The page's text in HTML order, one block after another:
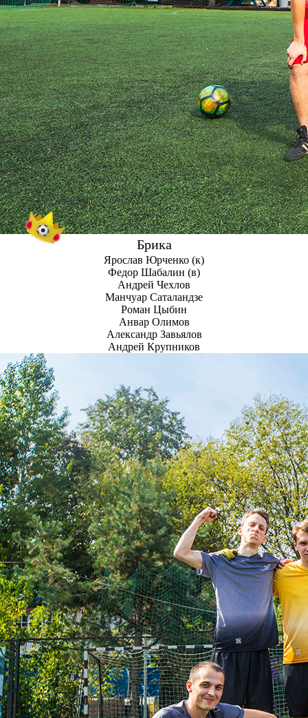
Брика
Ярослав Юрченко (к)
Федор Шабалин (в)
Андрей Чехлов
Манчуар Саталандзе
Роман Цыбин
Анвар Олимов
Александр Завьялов
Андрей Крупников